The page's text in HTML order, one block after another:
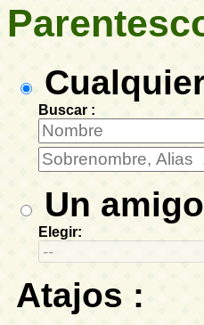
Buscar :
Un amigo
Elegir:
Atajos :